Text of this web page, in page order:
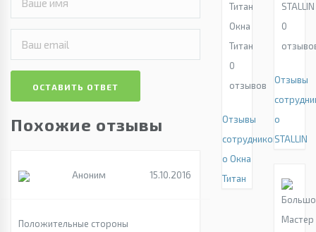
ОСТАВИТЬ ОТВЕТ
Похожие отзывы
Аноним 15.10.2016
Положительные стороны
Окна
Титан
0
отзывов
Отзывы
сотрудников
о Окна
Титан
STALLIN
0
Отзывы
о
STALLIN